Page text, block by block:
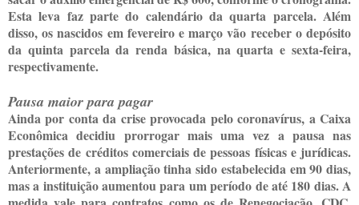
Esta leva faz parte do calendário da quarta parcela. Além
disso, os nascidos em fevereiro e março vão receber o depósito
da quinta parcela da renda básica, na quarta e sexta-feira,
respectivamente.
Pausa maior para pagar
Ainda por conta da crise provocada pelo coronavírus, a Caixa
Econômica decidiu prorrogar mais uma vez a pausa nas
prestações de créditos comerciais de pessoas físicas e jurídicas.
Anteriormente, a ampliação tinha sido estabelecida em 90 dias,
mas a instituição aumentou para um período de até 180 dias. A